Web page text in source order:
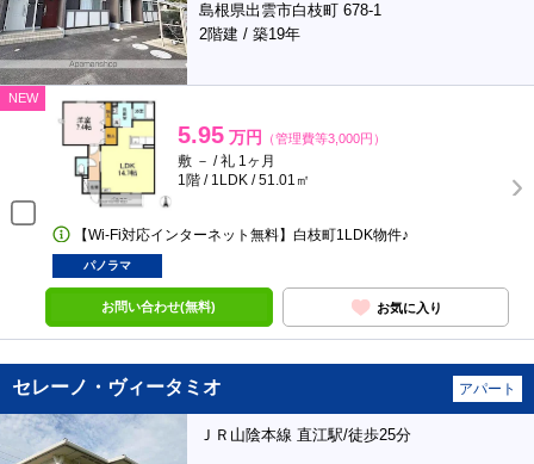
島根県出雲市白枝町 678-1
2階建 / 築19年
NEW
5.95 万円 （管理費等3,000円）
敷 － / 礼 1ヶ月
1階 / 1LDK / 51.01㎡
【Wi-Fi対応インターネット無料】白枝町1LDK物件♪
パノラマ
お問い合わせ(無料) お気に入り
セレーノ・ヴィータミオ アパート
ＪＲ山陰本線 直江駅/徒歩25分